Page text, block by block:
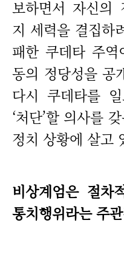
보하면서 자신의
지 세력을 결집하
패한 쿠데타 주
동의 정당성을 공
다시 쿠데타를
‘처단’할 의사를
정치 상황에 살고
비상계엄은 절차
통치행위라는 주